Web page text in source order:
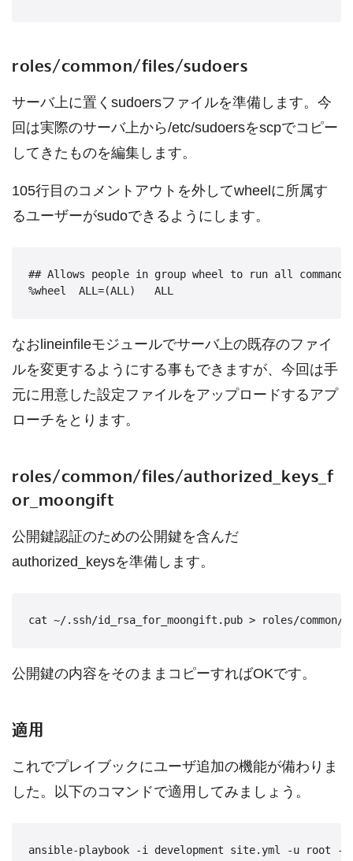
roles/common/files/sudoers
サーバ上に置くsudoersファイルを準備します。今
回は実際のサーバ上から/etc/sudoersをscpでコピー
してきたものを編集します。
105行目のコメントアウトを外してwheelに所属す
るユーザーがsudoできるようにします。
## Allows people in group wheel to run all commands
なおlineinfileモジュールでサーバ上の既存のファイ
ルを変更するようにする事もできますが、今回は手
元に用意した設定ファイルをアップロードするアプ
ローチをとります。
roles/common/files/authorized_keys_f
or_moongift
公開鍵認証のための公開鍵を含んだ
authorized_keysを準備します。
公開鍵の内容をそのままコピーすればOKです。
適用
これでプレイブックにユーザ追加の機能が備わりま
した。以下のコマンドで適用してみましょう。